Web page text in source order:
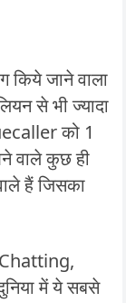
किये जाने वाला
से भी ज्यादा
को 1
वाले कुछ ही
हैं जिसका
में ये सबसे